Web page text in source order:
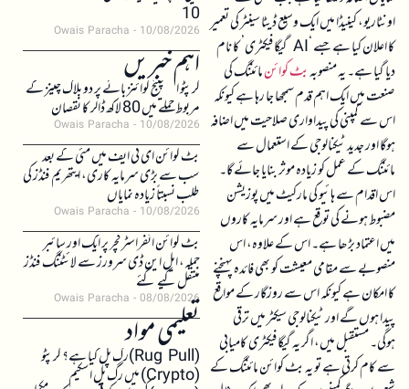
اونٹاریو، کینیڈا میں ایک وسیع ڈیٹا سینٹر کی تعمیر
کا اعلان کیا ہے جسے ‘AI گیگافیکٹری’ کا نام
دیا گیا ہے۔ یہ منصوبہبٹ کوائنمائننگ کی
صنعت میں ایک اہم قدم سمجھا جا رہا ہے کیونکہ
اس سے کمپنی کی پیداواری صلاحیت میں اضافہ
ہوگا اور جدید ٹیکنالوجی کے استعمال سے
مائننگ کے عمل کو زیادہ موثر بنایا جائے گا۔
اس اقدام سے ہائیو کی مارکیٹ میں پوزیشن
مضبوط ہونے کی توقع ہے اور سرمایہ کاروں
میں اعتماد بڑھا ہے۔ اس کے علاوہ، اس
منصوبے سے مقامی معیشت کو بھی فائدہ پہنچنے
کا امکان ہے کیونکہ اس سے روزگار کے مواقع
پیدا ہوں گے اور ٹیکنالوجی سیکٹر میں ترقی
ہوگی۔ مستقبل میں، اگر یہ گیگافیکٹری کامیابی
سے کام کرتی ہے تو یہ بٹ کوائن مائننگ کے
10
Owais Paracha 10/08/2026
اہم خبریں
کرپٹو ایکسچینج کوائنز بائے پر دو بلاک چینز کے
مربوط حملے میں 80 لاکھ ڈالر کا نقصان
Owais Paracha 10/08/2026
بٹ کوائن ای ٹی ایف میں مئی کے بعد
سب سے بڑی سرمایہ کاری، ایتھریم فنڈز کی
طلب نسبتاً زیادہ نمایاں
Owais Paracha 10/08/2026
بٹ کوائن انفراسٹرکچر پر ایک اور سائبر
حملہ، ایل این ڈی سرورز سے لائٹننگ فنڈز
منتقل کیے گئے
Owais Paracha 08/08/2026
تعلیمی مواد(Rug Pull)رگ پل کیا ہے؟ کرپٹو
(Crypto) میں رگ پل اسکیم